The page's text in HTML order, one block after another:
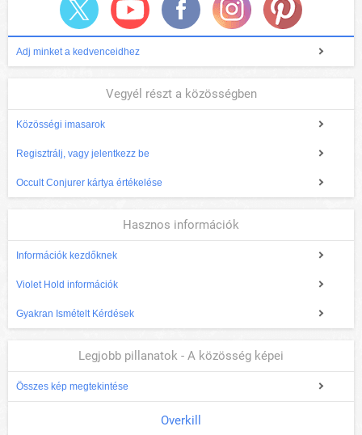
Adj minket a kedvenceidhez
Vegyél részt a közösségben
Közösségi imasarok
Regisztrálj, vagy jelentkezz be
Occult Conjurer kártya értékelése
Hasznos információk
Információk kezdőknek
Violet Hold információk
Gyakran Ismételt Kérdések
Legjobb pillanatok - A közösség képei
Összes kép megtekintése
Overkill